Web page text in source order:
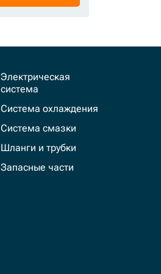
Электрическая
система
Система охлаждения
Система смазки
Шланги и трубки
Запасные части